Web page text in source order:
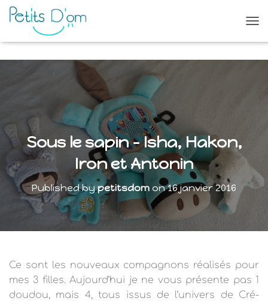
U
L
A
T
O
Sous le sapin – Isha, Hakon,
Iron et Antonin
Published bypetitsdom on16 janvier 2016
Ce sont les nouveaux compagnons réalisés pour
mes 3 filles. Aujourd’hui je ne vous présente pas 1
doudou, mais 4, tous issus de l’univers de Cré-